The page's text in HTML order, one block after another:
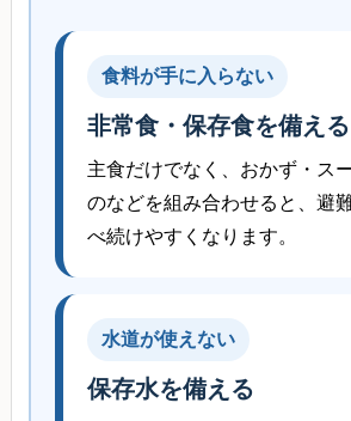
食料が手に入らない
非常食・保存食を備える
主食だけでなく、おかず・ス
のなどを組み合わせると、避
べ続けやすくなります。
水道が使えない
保存水を備える